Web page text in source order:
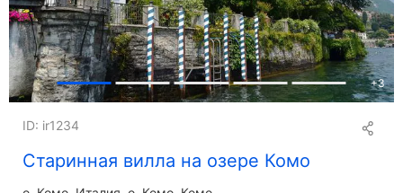
+3
Старинная вилла на озере Комо
ID: ir1234